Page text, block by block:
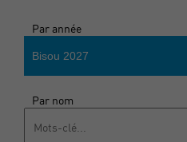
Par année
Bisou 2027
Par nom